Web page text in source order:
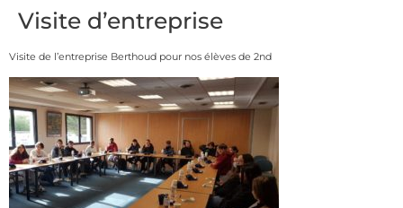
Visite d’entreprise
Visite de l’entreprise Berthoud pour nos élèves de 2nd